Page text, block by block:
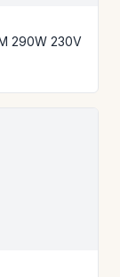
MISTΙQUE M 290W 230V